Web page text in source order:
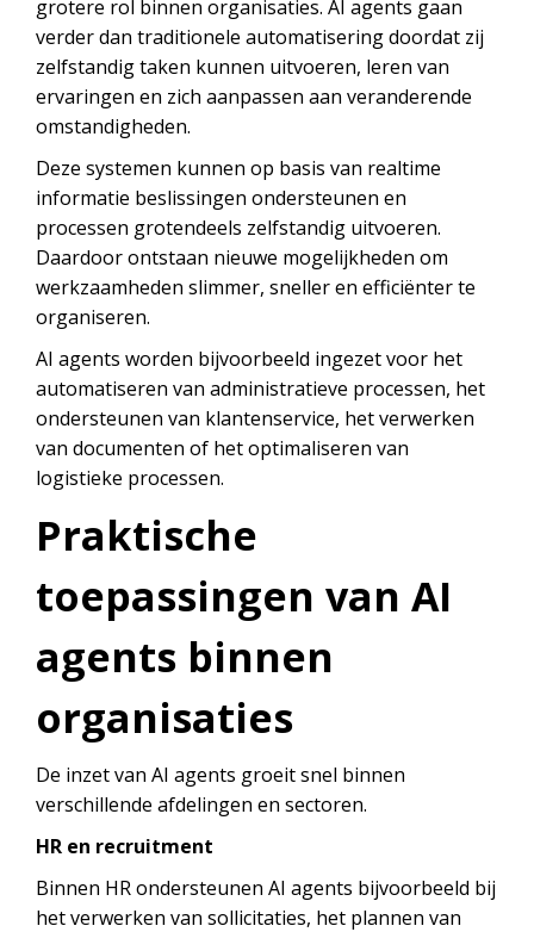
grotere rol binnen organisaties. AI agents gaan
verder dan traditionele automatisering doordat zij
zelfstandig taken kunnen uitvoeren, leren van
ervaringen en zich aanpassen aan veranderende
omstandigheden.
Deze systemen kunnen op basis van realtime
informatie beslissingen ondersteunen en
processen grotendeels zelfstandig uitvoeren.
Daardoor ontstaan nieuwe mogelijkheden om
werkzaamheden slimmer, sneller en efficiënter te
organiseren.
AI agents worden bijvoorbeeld ingezet voor het
automatiseren van administratieve processen, het
ondersteunen van klantenservice, het verwerken
van documenten of het optimaliseren van
logistieke processen.
Praktische
toepassingen van AI
agents binnen
organisaties
De inzet van AI agents groeit snel binnen
verschillende afdelingen en sectoren.
HR en recruitment
Binnen HR ondersteunen AI agents bijvoorbeeld bij
het verwerken van sollicitaties, het plannen van